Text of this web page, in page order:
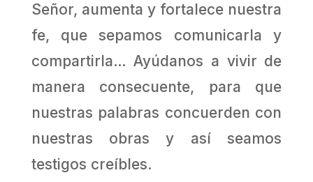
Señor, aumenta y fortalece nuestra
fe, que sepamos comunicarla y
compartirla… Ayúdanos a vivir de
manera consecuente, para que
nuestras palabras concuerden con
nuestras obras y así seamos
testigos creíbles.